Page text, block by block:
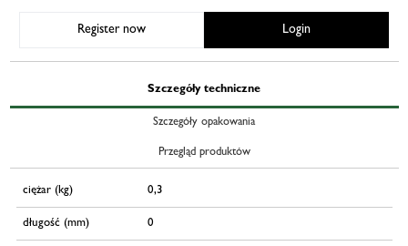
Register now Login
Szczegóły techniczne
Szczegóły opakowania
Przegląd produktów
ciężar (kg) 0,3
długość (mm) 0